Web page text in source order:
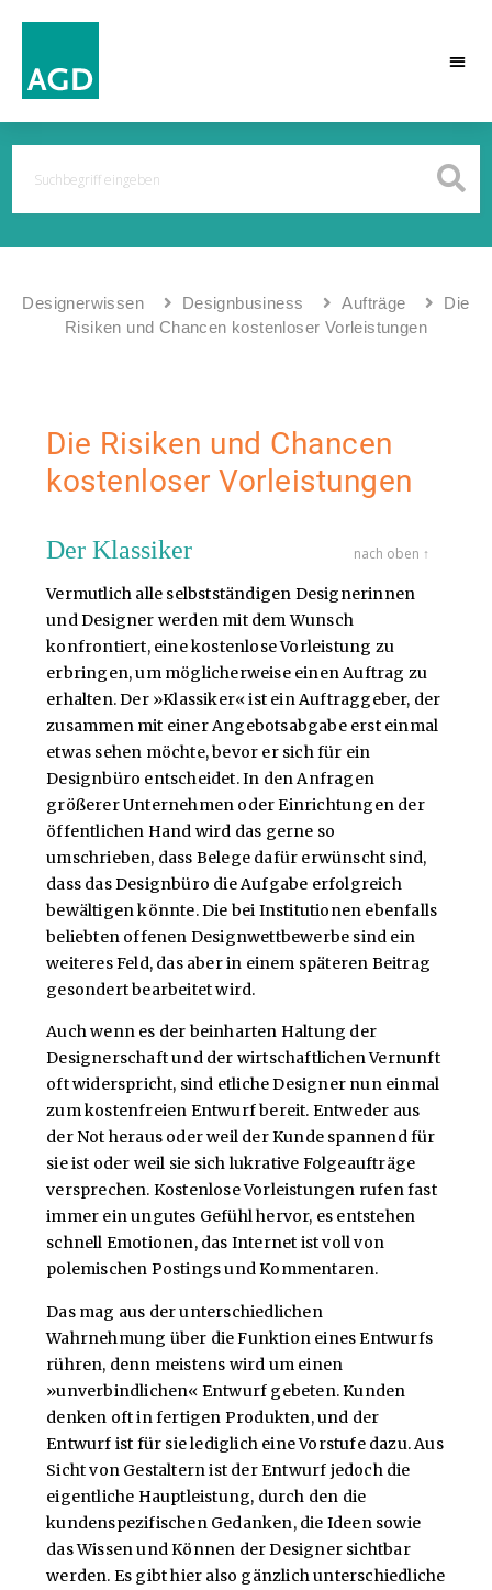
Designerwissen Designbusiness Aufträge
Die
Risiken und Chancen kostenloser Vorleistungen
Die Risiken und Chancen
kostenloser Vorleistungen
Der Klassiker nach oben ↑
Vermutlich alle selbstständigen Designerinnen
und Designer werden mit dem Wunsch
konfrontiert, eine kostenlose Vorleistung zu
erbringen, um möglicherweise einen Auftrag zu
erhalten. Der »Klassiker« ist ein Auftraggeber, der
zusammen mit einer Angebotsabgabe erst einmal
etwas sehen möchte, bevor er sich für ein
Designbüro entscheidet. In den Anfragen
größerer Unternehmen oder Einrichtungen der
öffentlichen Hand wird das gerne so
umschrieben, dass Belege dafür erwünscht sind,
dass das Designbüro die Aufgabe erfolgreich
bewältigen könnte. Die bei Institutionen ebenfalls
beliebten offenen Designwettbewerbe sind ein
weiteres Feld, das aber in einem späteren Beitrag
gesondert bearbeitet wird.
Auch wenn es der beinharten Haltung der
Designerschaft und der wirtschaftlichen Vernunft
oft widerspricht, sind etliche Designer nun einmal
zum kostenfreien Entwurf bereit. Entweder aus
der Not heraus oder weil der Kunde spannend für
sie ist oder weil sie sich lukrative Folgeaufträge
versprechen. Kostenlose Vorleistungen rufen fast
immer ein ungutes Gefühl hervor, es entstehen
schnell Emotionen, das Internet ist voll von
polemischen Postings und Kommentaren.
Das mag aus der unterschiedlichen
Wahrnehmung über die Funktion eines Entwurfs
rühren, denn meistens wird um einen
»unverbindlichen« Entwurf gebeten. Kunden
denken oft in fertigen Produkten, und der
Entwurf ist für sie lediglich eine Vorstufe dazu. Aus
Sicht von Gestaltern ist der Entwurf jedoch die
eigentliche Hauptleistung, durch den die
kundenspezifischen Gedanken, die Ideen sowie
das Wissen und Können der Designer sichtbar
werden. Es gibt hier also gänzlich unterschiedliche